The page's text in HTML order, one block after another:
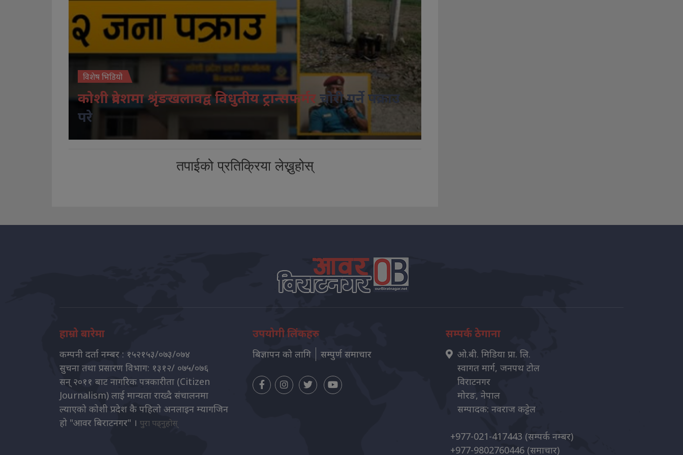
विशेष भिडियो
कोशी प्रदेशमा श्रृंङखलावद्व विधुतीय ट्रान्सफर्मरचोरी गर्ने पक्राउ
परे
तपाईको प्रतिक्रिया लेख्नुहोस्
हाम्रो बारेमा
कम्पनी दर्ता नम्बर : १५२१५३/०७३/०७४
सुचना तथा प्रसारण विभाग: १३१२/ ०७५/०७६
सन् २०११ बाट नागरिक पत्रकारीता (Citizen
Journalism) लाई मान्यता राख्दै संचालनमा
ल्याएको कोशी प्रदेश कै पहिलो अनलाइन म्यागजिन
हो "आवर बिराटनगर" । पुरा पढ्नुहोस्
उपयोगी लिंकहरु
बिज्ञापन को लागि सम्पुर्ण समाचार
सम्पर्क ठेगाना
ओ.बी. मिडिया प्रा. लि.
स्वागत मार्ग, जनपथ टोल
विराटनगर
मोरङ, नेपाल
सम्पादक: नवराज कट्टेल
+977-021-417443 (सम्पर्क नम्बर)
+977-9802760446(समाचार)